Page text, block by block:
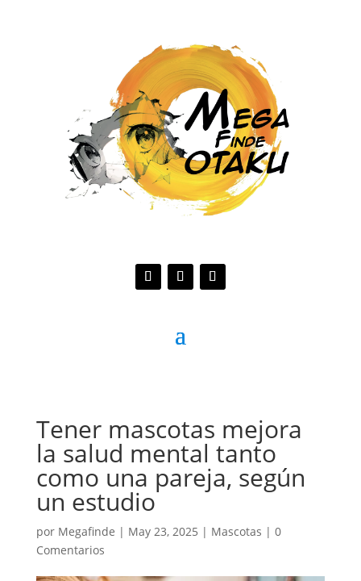
Tener mascotas mejora
la salud mental tanto
como una pareja, según
un estudio
por Megafinde | May 23, 2025 | Mascotas | 0
Comentarios